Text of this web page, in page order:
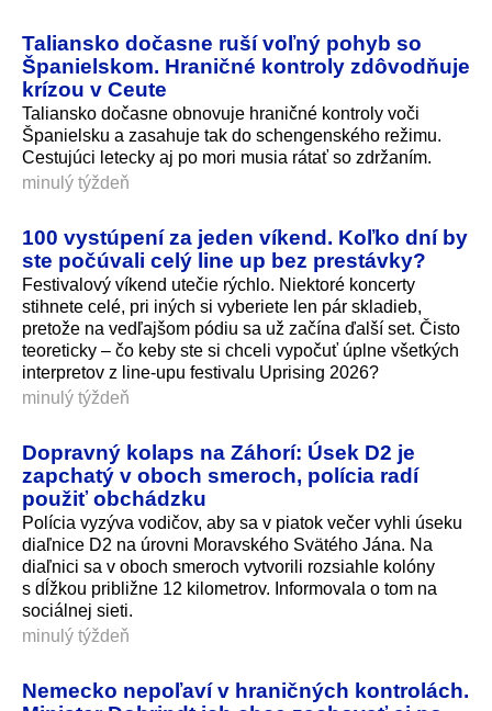
Taliansko dočasne ruší voľný pohyb so
Španielskom. Hraničné kontroly zdôvodňuje
krízou v Ceute
Taliansko dočasne obnovuje hraničné kontroly voči
Španielsku a zasahuje tak do schengenského režimu.
Cestujúci letecky aj po mori musia rátať so zdržaním.
minulý týždeň
100 vystúpení za jeden víkend. Koľko dní by
ste počúvali celý line up bez prestávky?
Festivalový víkend utečie rýchlo. Niektoré koncerty
stihnete celé, pri iných si vyberiete len pár skladieb,
pretože na vedľajšom pódiu sa už začína ďalší set. Čisto
teoreticky – čo keby ste si chceli vypočuť úplne všetkých
interpretov z line-upu festivalu Uprising 2026?
minulý týždeň
Dopravný kolaps na Záhorí: Úsek D2 je
zapchatý v oboch smeroch, polícia radí
použiť obchádzku
Polícia vyzýva vodičov, aby sa v piatok večer vyhli úseku
diaľnice D2 na úrovni Moravského Svätého Jána. Na
diaľnici sa v oboch smeroch vytvorili rozsiahle kolóny
s dĺžkou približne 12 kilometrov. Informovala o tom na
sociálnej sieti.
minulý týždeň
Nemecko nepoľaví v hraničných kontrolách.